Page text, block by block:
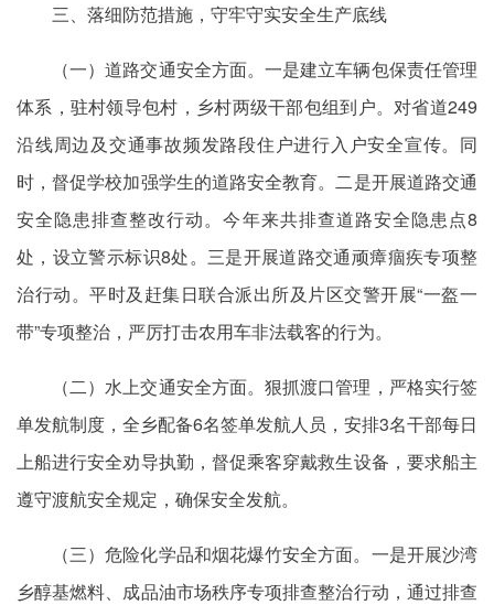
三、落细防范措施，守牢守实安全生产底线
（一）道路交通安全方面。一是建立车辆包保责任管理
体系，驻村领导包村，乡村两级干部包组到户。对省道249
沿线周边及交通事故频发路段住户进行入户安全宣传。同
时，督促学校加强学生的道路安全教育。二是开展道路交通
安全隐患排查整改行动。今年来共排查道路安全隐患点8
处，设立警示标识8处。三是开展道路交通顽瘴痼疾专项整
治行动。平时及赶集日联合派出所及片区交警开展“一盔一
带”专项整治，严厉打击农用车非法载客的行为。
（二）水上交通安全方面。狠抓渡口管理，严格实行签
单发航制度，全乡配备6名签单发航人员，安排3名干部每日
上船进行安全劝导执勤，督促乘客穿戴救生设备，要求船主
遵守渡航安全规定，确保安全发航。
（三）危险化学品和烟花爆竹安全方面。一是开展沙湾
乡醇基燃料、成品油市场秩序专项排查整治行动，通过排查